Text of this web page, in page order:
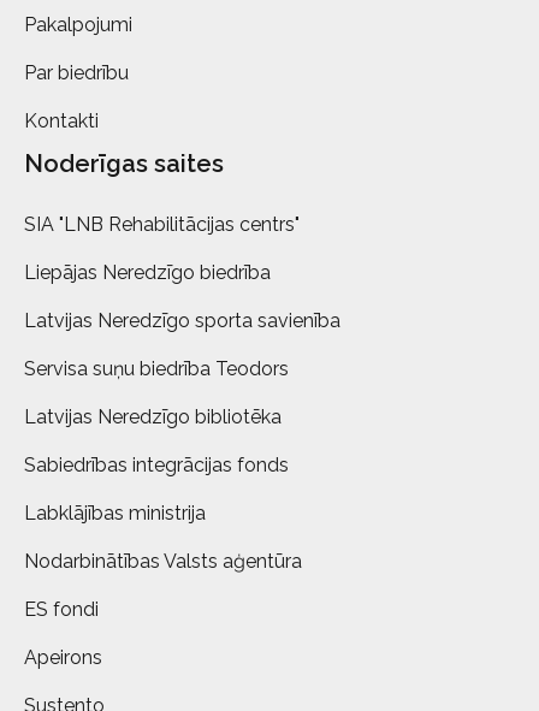
Pakalpojumi
Par biedrību
Kontakti
Noderīgas saites
SIA "LNB Rehabilitācijas centrs"
Liepājas Neredzīgo biedrība
Latvijas Neredzīgo sporta savienība
Servisa suņu biedrība Teodors
Latvijas Neredzīgo bibliotēka
Sabiedrības integrācijas fonds
Labklājības ministrija
Nodarbinātības Valsts aģentūra
ES fondi
Apeirons
Sustento